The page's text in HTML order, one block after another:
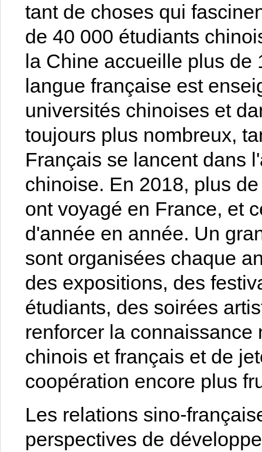
tant de choses qui
de 40 000 étudiants
la Chine accueille plus de
langue française est
universités chinoises et
toujours plus nombreux,
Français se lancent dans
chinoise. En 2018, plus
ont voyagé en France, et
d'année en année. Un
sont organisées chaque
des expositions, des
étudiants, des soirées
renforcer la
chinois et français et de
coopération encore plus
Les relations sino-
perspectives de